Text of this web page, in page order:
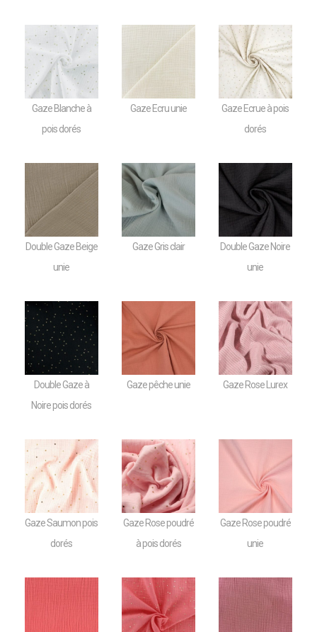
Gaze Blanche à
pois dorés
Gaze Ecru unie
Gaze Ecrue à pois
dorés
Double Gaze Beige
unie
Gaze Gris clair
Double Gaze Noire
unie
Double Gaze à
Noire pois dorés
Gaze pêche unie Gaze Rose Lurex
Gaze Saumon pois
dorés
Gaze Rose poudré
à pois dorés
Gaze Rose poudré
unie